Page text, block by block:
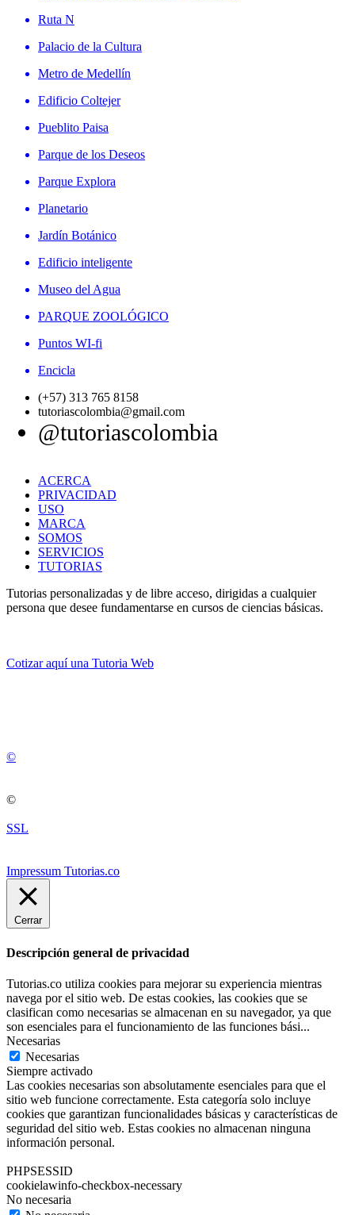
Ruta N
Palacio de la Cultura
Metro de Medellín
Edificio Coltejer
Pueblito Paisa
Parque de los Deseos
Parque Explora
Planetario
Jardín Botánico
Edificio inteligente
Museo del Agua
PARQUE ZOOLÓGICO
Puntos WI-fi
Encicla
(+57) 313 765 8158
tutoriascolombia@gmail.com
@tutoriascolombia
ACERCA
PRIVACIDAD
USO
MARCA
SOMOS
SERVICIOS
TUTORIAS
Tutorias personalizadas y de libre acceso, dirigidas a cualquier
persona que desee fundamentarse en cursos de ciencias básicas.
Cotizar aquí una Tutoria Web
©
©
SSL
Impressum Tutorias.co
Cerrar
Descripción general de privacidad
Tutorias.co utiliza cookies para mejorar su experiencia mientras
navega por el sitio web. De estas cookies, las cookies que se
clasifican como necesarias se almacenan en su navegador, ya que
son esenciales para el funcionamiento de las funciones bási...
Necesarias
Necesarias
Siempre activado
Las cookies necesarias son absolutamente esenciales para que el
sitio web funcione correctamente. Esta categoría solo incluye
cookies que garantizan funcionalidades básicas y características de
seguridad del sitio web. Estas cookies no almacenan ninguna
información personal.
PHPSESSID
cookielawinfo-checkbox-necessary
No necesaria